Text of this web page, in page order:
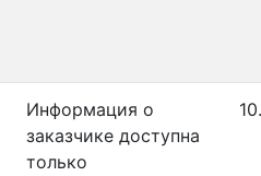
Информация о
заказчике доступна
только